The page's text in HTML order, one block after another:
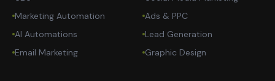
Marketing Automation
Ads & PPC
AI Automations
Lead Generation
Email Marketing
Graphic Design